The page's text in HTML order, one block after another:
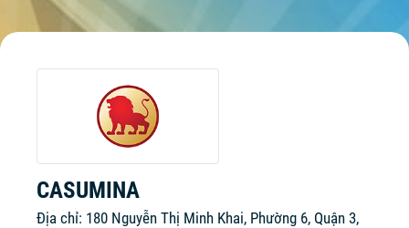
CASUMINA
Địa chỉ: 180 Nguyễn Thị Minh Khai, Phường 6, Quận 3,